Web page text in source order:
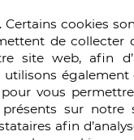
(Balkans,
territoire que
cookies
de collecter
site web, afin
vous
sur notre
afin